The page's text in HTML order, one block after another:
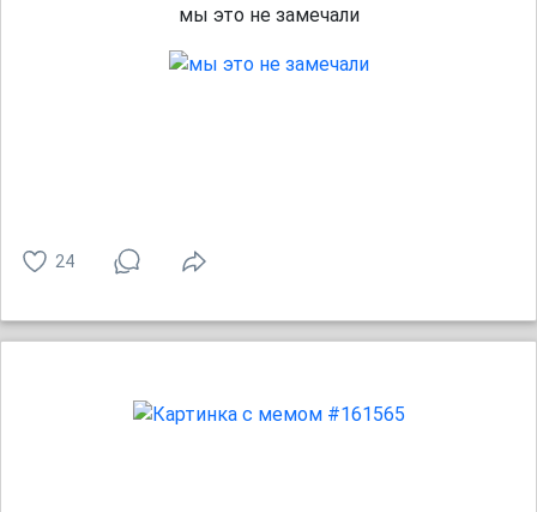
мы это не замечали
24